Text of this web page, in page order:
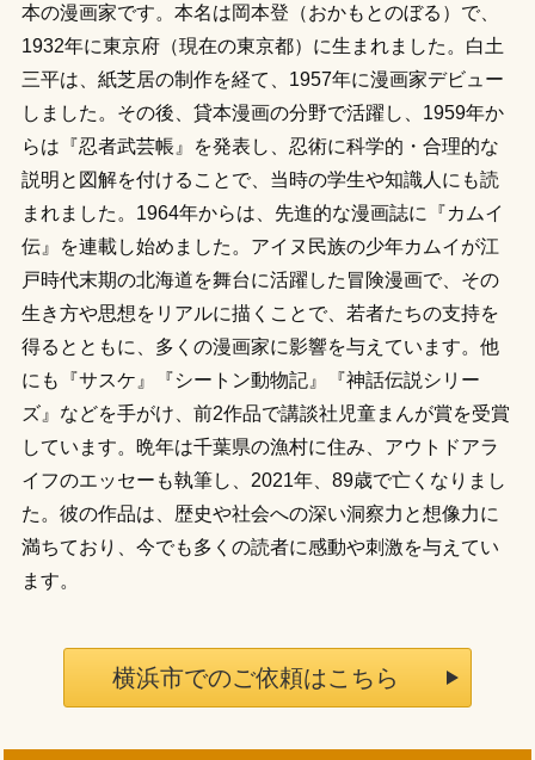
本の漫画家です。本名は岡本登（おかもとのぼる）で、
1932年に東京府（現在の東京都）に生まれました。白土
三平は、紙芝居の制作を経て、1957年に漫画家デビュー
しました。その後、貸本漫画の分野で活躍し、1959年か
らは『忍者武芸帳』を発表し、忍術に科学的・合理的な
説明と図解を付けることで、当時の学生や知識人にも読
まれました。1964年からは、先進的な漫画誌に『カムイ
伝』を連載し始めました。アイヌ民族の少年カムイが江
戸時代末期の北海道を舞台に活躍した冒険漫画で、その
生き方や思想をリアルに描くことで、若者たちの支持を
得るとともに、多くの漫画家に影響を与えています。他
にも『サスケ』『シートン動物記』『神話伝説シリー
ズ』などを手がけ、前2作品で講談社児童まんが賞を受賞
しています。晩年は千葉県の漁村に住み、アウトドアラ
イフのエッセーも執筆し、2021年、89歳で亡くなりまし
た。彼の作品は、歴史や社会への深い洞察力と想像力に
満ちており、今でも多くの読者に感動や刺激を与えてい
ます。
横浜市でのご依頼はこちら